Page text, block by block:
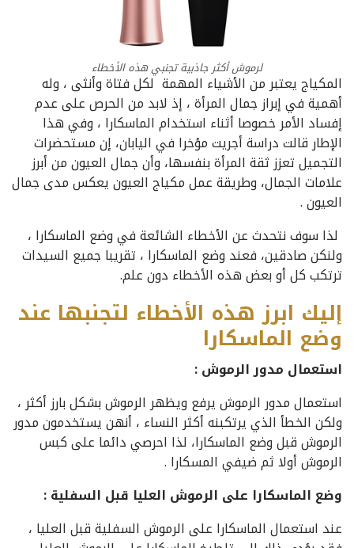
لرموش أكثر جاذبية تجنبي هذه الأخطاء
المكياج يعتبر من الأشياء المهمة لكل فتاة وأنثى ، وله
أهمية في إبراز جمال المرأة ، إذ لابد من الحرص على عدم
إفساد الأمر خصوصا أثناء استخدام الماسكارا ، وفي هذا
الإطار قالت دراسة أجريت مؤخرا في اليابان، إن مستحضرات
التجميل تعزز ثقة المرأة بنفسها، وأن جمال العيون من أبرز
علامات الجمال، وطريقة عمل مكياج العيون يعكس مدى جمال
العيون .
لذا سوف نتحدث عن الأخطاء الشائعة في وضع الماسكارا ،
ولنكن صادقين، فعند وضع الماسكارا ، تقريبا جميع السيدات
ترتكب كل أو بعض هذه الأخطاء دون علم.
إليك ابرز هذه الأخطاء لتجنبها عند
وضع الماسكارا
استعمال مدور الرموش :
استعمال مدور الرموش يرفع ويظهر الرموش بشكل بارز أكثر ،
ولكن الخطأ الذي يرتكبنه أكثر النساء ، أنهن يستخدمون مدور
الرموش قبل وضع الماسكارا، لذا احرصي دائما على كبس
الرموش أولا ثم ضيفي المسكارا .
وضع الماسكارا على الرموش العليا قبل السفلية :
عند استعمال الماسكارا على الرموش السفلية قبل العليا ،